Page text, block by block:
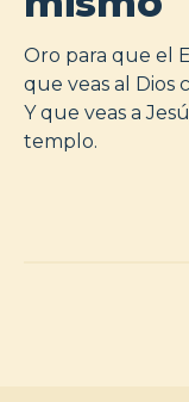
Oro para que el
que veas al Dios
Y que veas a
templo.